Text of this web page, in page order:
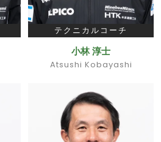
テクニカルコーチ
小林 淳士
Atsushi Kobayashi